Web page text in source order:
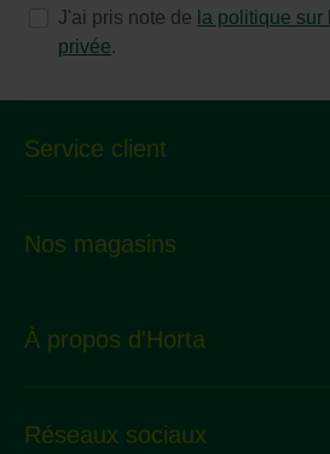
J'ai pris note de la politique
privée.
Service client
Nos magasins
À propos d'Horta
Réseaux sociaux